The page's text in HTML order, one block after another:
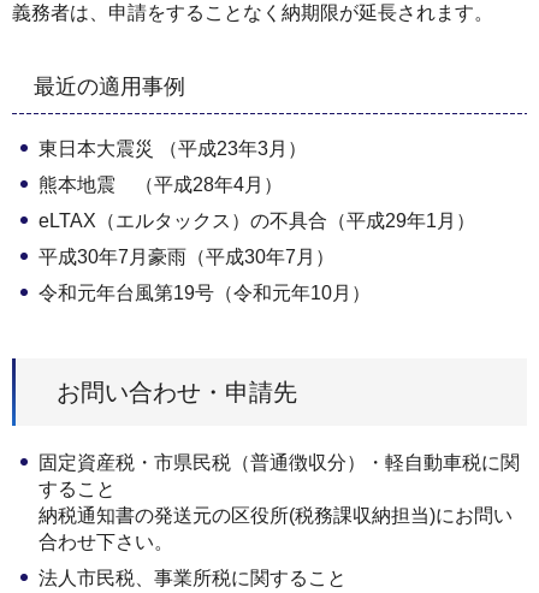
義務者は、申請をすることなく納期限が延長されます。
最近の適用事例
東日本大震災 （平成23年3月）
熊本地震 （平成28年4月）
eLTAX（エルタックス）の不具合（平成29年1月）
平成30年7月豪雨（平成30年7月）
令和元年台風第19号（令和元年10月）
お問い合わせ・申請先
固定資産税・市県民税（普通徴収分）・軽自動車税に関
すること
納税通知書の発送元の区役所(税務課収納担当)にお問い
合わせ下さい。
法人市民税、事業所税に関すること